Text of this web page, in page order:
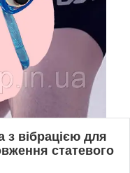
з вібрацією для
статевого